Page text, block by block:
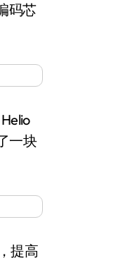
码芯
一块
提高